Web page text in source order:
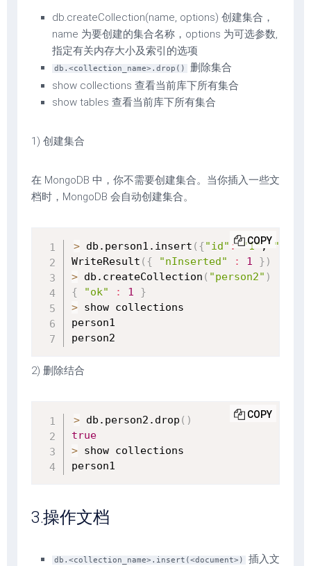
db.createCollection(name, options) 创建集合，
name 为要创建的集合名称，options 为可选参数,
指定有关内存大小及索引的选项
db.<collection_name>.drop()
删除集合
show collections 查看当前库下所有集合
show tables 查看当前库下所有集合
1) 创建集合
在 MongoDB 中，你不需要创建集合。当你插入一些文
档时，MongoDB 会自动创建集合。
> db.person1.insert ( {"id" : "1", "name"
WriteResult ( { "nInserted" : 1 } )
> db.createCollection ( "person2" )
{
"ok" : 1
}
> show collections
person1
person2
COPY
2) 删除结合
> db.person2.drop ( )
true
> show collections
person1
COPY
3.操作文档
db.<collection_name>.insert(<document>)
插入文